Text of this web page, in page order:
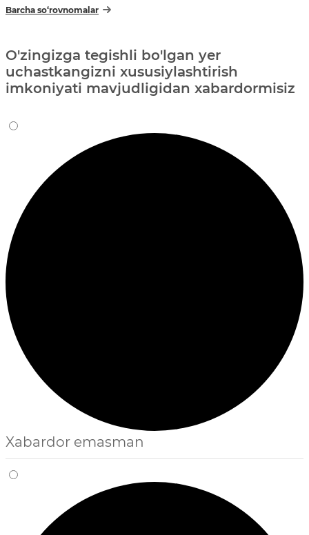
Barcha so‘rovnomalar
O'zingizga tegishli bo'lgan yer
uchastkangizni xususiylashtirish
imkoniyati mavjudligidan xabardormisiz
Xabardor emasman